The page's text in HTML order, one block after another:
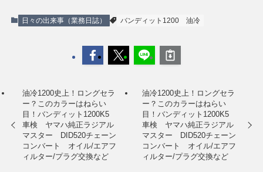
日々の出来事（業務日誌） バンディット1200 油冷
油冷1200史上！ロングセラ
ー？このカラーはねらい
目！バンディット1200K5
車検 ヤマハ純正ラジアル
マスター DID520チェーン
コンバート オイル/エアフ
ィルター/プラグ交換など
油冷1200史上！ロングセラ
ー？このカラーはねらい
目！バンディット1200K5
車検 ヤマハ純正ラジアル
マスター DID520チェーン
コンバート オイル/エアフ
ィルター/プラグ交換など